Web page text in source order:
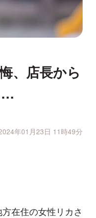
、店長から
…
年01月23日 11時49分
在住の女性リカさ